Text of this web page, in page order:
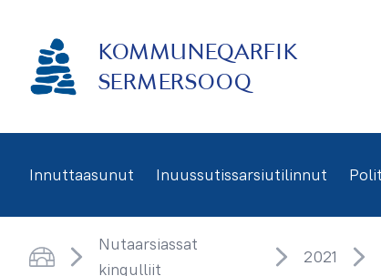
KOMMUNEQARFIK
SERMERSOOQ
Innuttaasunut Inuussutissarsiutilinnut
Nutaarsiassat
kingulliit
2021